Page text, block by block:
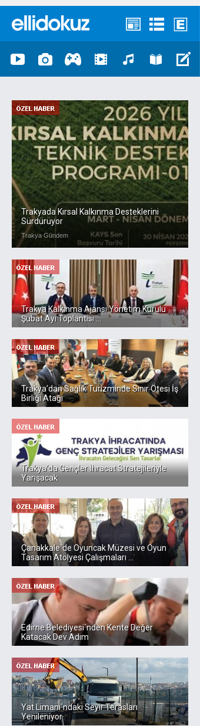
Trakyada Kırsal Kalkınma Desteklerini
Sürdürüyor
Trakya Gündem
Trakya Kalkınma Ajansı Yönetim Kurulu
Şubat Ayı Toplantısı ...
Trakya’dan Sağlık Turizminde Sınır Ötesi İş
Birliği Atağı
Trakya’da Gençler İhracat Stratejileriyle
Yarışacak
Çanakkale`de Oyuncak Müzesi ve Oyun
Tasarım Atölyesi Çalışmaları ...
Edirne Belediyesi`nden Kente Değer
Katacak Dev Adım
Yat Limanı`ndaki Seyir Terasları
Yenileniyor